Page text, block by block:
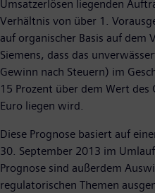
Umsatzerlösen liegenden
Verhältnis von über 1.
auf organischer Basis auf dem
Siemens, dass das
Gewinn nach Steuern) im
15 Prozent über dem Wert
Euro liegen wird.
Diese Prognose basiert auf
30. September 2013 im
Prognose sind außerdem
regulatorischen Themen